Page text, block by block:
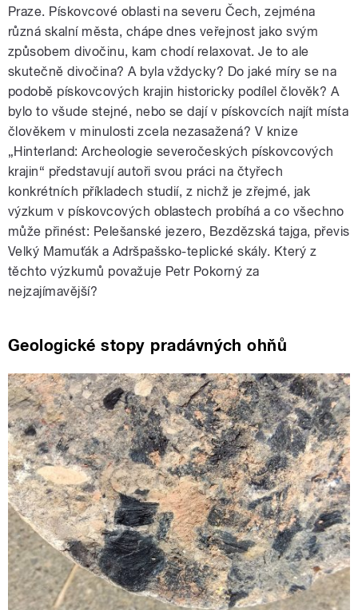
Praze. Pískovcové oblasti na severu Čech, zejména
různá skalní města, chápe dnes veřejnost jako svým
způsobem divočinu, kam chodí relaxovat. Je to ale
skutečně divočina? A byla vždycky? Do jaké míry se na
podobě pískovcových krajin historicky podílel člověk? A
bylo to všude stejné, nebo se dají v pískovcích najít místa
člověkem v minulosti zcela nezasažená? V knize
„Hinterland: Archeologie severočeských pískovcových
krajin“ představují autoři svou práci na čtyřech
konkrétních příkladech studií, z nichž je zřejmé, jak
výzkum v pískovcových oblastech probíhá a co všechno
může přinést: Pelešanské jezero, Bezdězská tajga, převis
Velký Mamuťák a Adršpašsko-teplické skály. Který z
těchto výzkumů považuje Petr Pokorný za
nejzajímavější?
Geologické stopy pradávných ohňů